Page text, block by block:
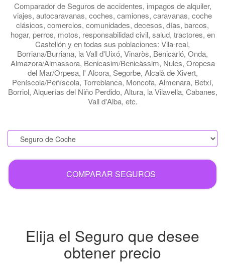
Comparador de Seguros de accidentes, impagos de alquiler,
viajes, autocaravanas, coches, camiones, caravanas, coche
clásicos, comercios, comunidades, decesos, días, barcos,
hogar, perros, motos, responsabilidad civil, salud, tractores, en
Castellón y en todas sus poblaciones: Vila-real,
Borriana/Burriana, la Vall d'Uixó, Vinaròs, Benicarló, Onda,
Almazora/Almassora, Benicasim/Benicàssim, Nules, Oropesa
del Mar/Orpesa, l' Alcora, Segorbe, Alcalà de Xivert,
Peníscola/Peñíscola, Torreblanca, Moncofa, Almenara, Betxí,
Borriol, Alquerías del Niño Perdido, Altura, la Vilavella, Cabanes,
Vall d'Alba, etc.
COMPARAR SEGUROS
Elija el Seguro que desee
obtener precio